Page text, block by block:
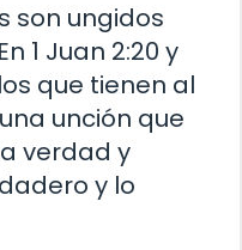
son ungidos
1 Juan 2:20 y
que tienen al
unción que
verdad y
y lo